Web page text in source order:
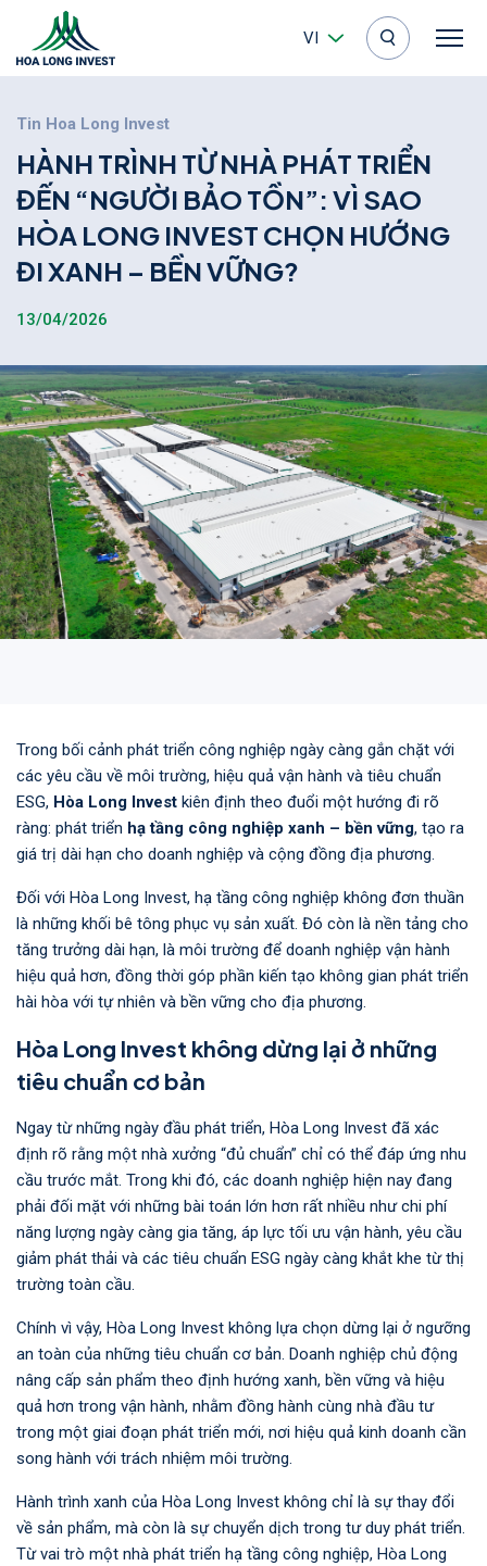
VI
Tin Hoa Long Invest
HÀNH TRÌNH TỪ NHÀ PHÁT TRIỂN
ĐẾN “NGƯỜI BẢO TỒN”: VÌ SAO
HÒA LONG INVEST CHỌN HƯỚNG
ĐIXANH – BỀNVỮNG?
13/04/2026
Trong bối cảnh phát triển công nghiệp ngày càng gắn chặt với
các yêu cầu về môi trường, hiệu quả vận hành và tiêu chuẩn
ESG, Hòa Long Invest kiên định theo đuổi một hướng đi rõ
ràng: phát triển hạ tầng công nghiệp xanh – bền vững, tạo ra
giá trị dài hạn cho doanh nghiệp và cộng đồng địa phương.
Đối với Hòa Long Invest, hạ tầng công nghiệp không đơn thuần
là những khối bê tông phục vụ sản xuất. Đó còn là nền tảng cho
tăng trưởng dài hạn, là môi trường để doanh nghiệp vận hành
hiệu quả hơn, đồng thời góp phần kiến tạo không gian phát triển
hài hòa với tự nhiên và bền vững cho địa phương.
Hòa Long Invest không dừng lại ở những
tiêu chuẩn cơ bản
Ngay từ những ngày đầu phát triển, Hòa Long Invest đã xác
định rõ rằng một nhà xưởng “đủ chuẩn” chỉ có thể đáp ứng nhu
cầu trước mắt. Trong khi đó, các doanh nghiệp hiện nay đang
phải đối mặt với những bài toán lớn hơn rất nhiều như chi phí
năng lượng ngày càng gia tăng, áp lực tối ưu vận hành, yêu cầu
giảm phát thải và các tiêu chuẩn ESG ngày càng khắt khe từ thị
trường toàn cầu.
Chính vì vậy, Hòa Long Invest không lựa chọn dừng lại ở ngưỡng
an toàn của những tiêu chuẩn cơ bản. Doanh nghiệp chủ động
nâng cấp sản phẩm theo định hướng xanh, bền vững và hiệu
quả hơn trong vận hành, nhằm đồng hành cùng nhà đầu tư
trong một giai đoạn phát triển mới, nơi hiệu quả kinh doanh cần
song hành với trách nhiệm môi trường.
Hành trình xanh của Hòa Long Invest không chỉ là sự thay đổi
về sản phẩm, mà còn là sự chuyển dịch trong tư duy phát triển.
Từ vai trò một nhà phát triển hạ tầng công nghiệp, Hòa Long